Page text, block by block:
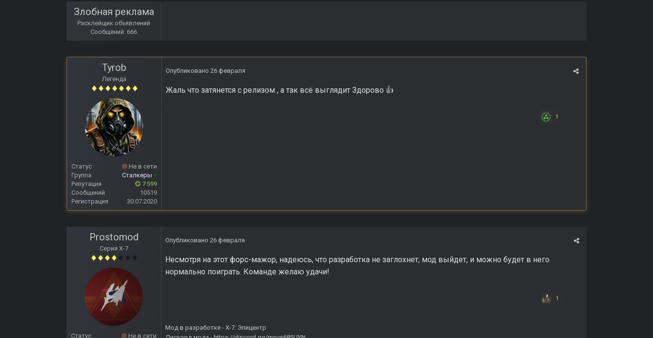
Злобная реклама
Расклейщик объявлений
Сообщений: 666
Tyrob
Легенда
Статус
Не в сети
Группа
Сталкеры +
Репутация
7 599
Сообщений
10519
Регистрация
30.07.2020
Опубликовано 26 февраля
Жаль что затянется с релизом , а так всё выглядит Здорово 👍
1
Prostomod
Серия Х-7
Статус Не в сети
Опубликовано 26 февраля
Несмотря на этот форс-мажор, надеюсь, что разработка не заглохнет, мод выйдет, и можно будет в него
нормально поиграть. Команде желаю удачи!
1
Мод в разработке - X-7: Эпицентр